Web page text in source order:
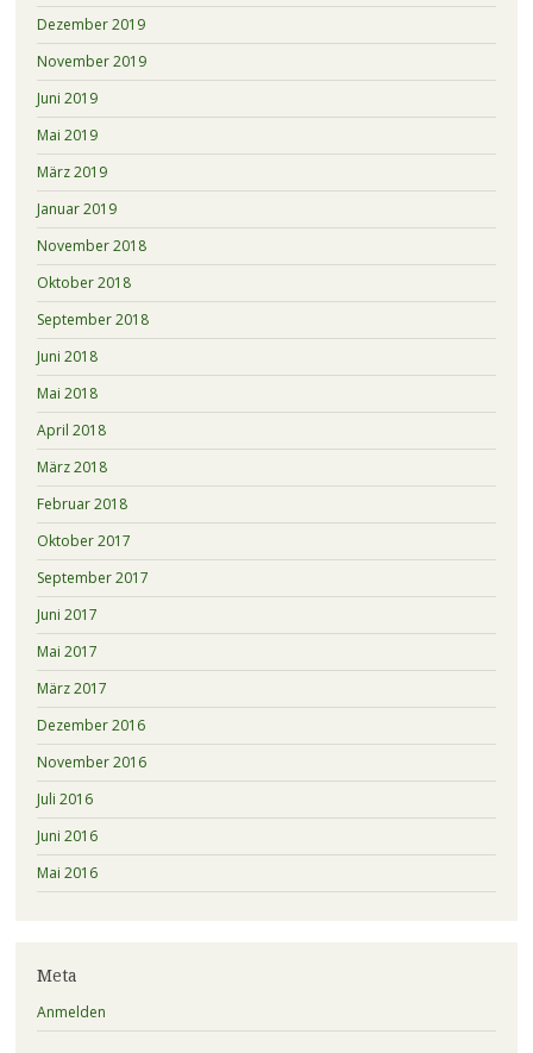
Dezember 2019
November 2019
Juni 2019
Mai 2019
März 2019
Januar 2019
November 2018
Oktober 2018
September 2018
Juni 2018
Mai 2018
April 2018
März 2018
Februar 2018
Oktober 2017
September 2017
Juni 2017
Mai 2017
März 2017
Dezember 2016
November 2016
Juli 2016
Juni 2016
Mai 2016
Meta
Anmelden